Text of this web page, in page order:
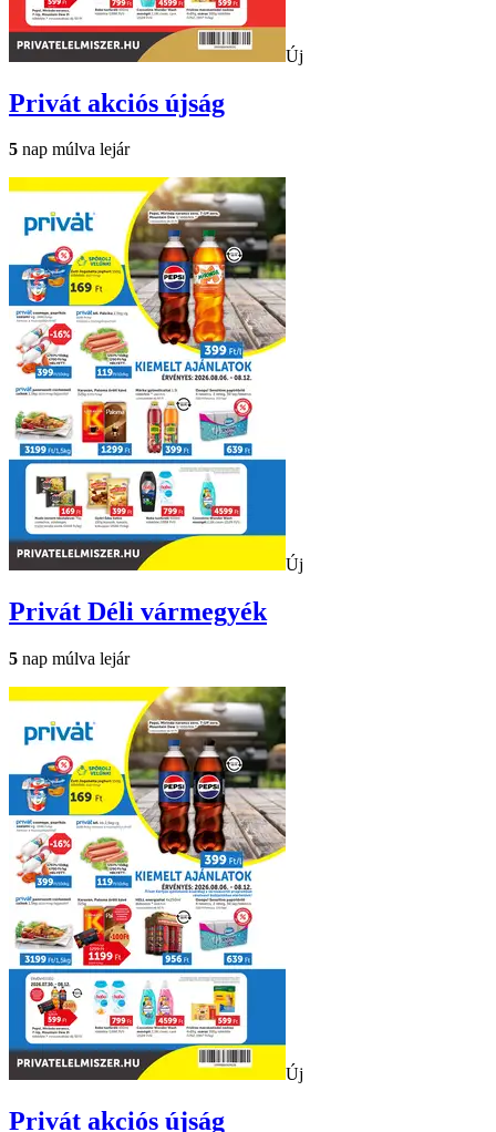
Új
Privát akciós újság
5 nap múlva lejár
Új
Privát Déli vármegyék
5 nap múlva lejár
Új
Privát akciós újság